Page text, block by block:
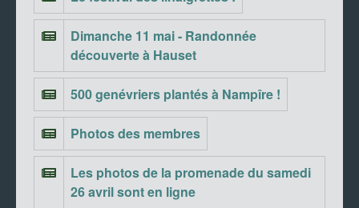
Dimanche 11 mai - Randonnée
découverte à Hauset
500 genévriers plantés à Nampîre !
Photos des membres
Les photos de la promenade du samedi
26 avril sont en ligne